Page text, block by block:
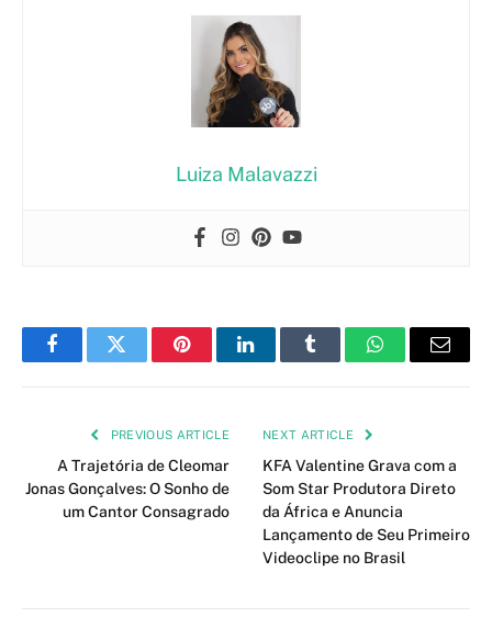
Luiza Malavazzi
FacebookTwitter PinterestLinkedInTumblr WhatsAppEmail
PREVIOUS ARTICLE
A Trajetória de Cleomar
Jonas Gonçalves: O Sonho de
um Cantor Consagrado
NEXT ARTICLE
KFA Valentine Grava com a
Som Star Produtora Direto
da África e Anuncia
Lançamento de Seu Primeiro
Videoclipe no Brasil